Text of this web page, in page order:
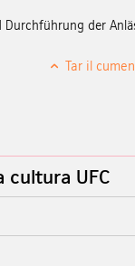
der
Tar il
UFC